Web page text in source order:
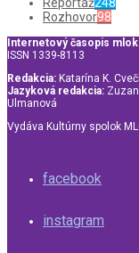
Reportáž248
Rozhovor98
Internetový časopis
ISSN 1339-8113
Redakcia: Katarína K.
Jazyková redakcia:
Ulmanová
Vydáva Kultúrny spolok
facebook
instagram